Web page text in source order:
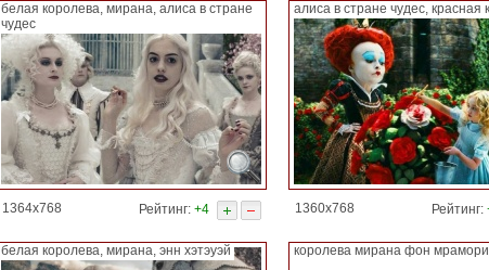
белая королева, мирана, алиса в стране
чудес
1364x768 Рейтинг: +4
алиса в стране чудес, красная
1360x768 Рейтинг:
белая королева, мирана, энн хэтэуэй королева мирана фон